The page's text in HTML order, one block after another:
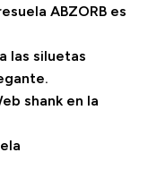
ABZORB es
las siluetas
shank en la